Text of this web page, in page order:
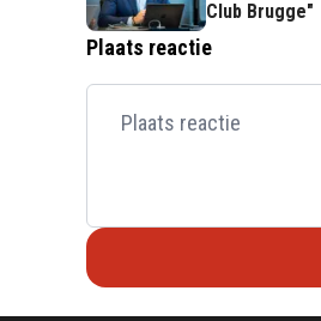
Club Brugge"
Plaats reactie